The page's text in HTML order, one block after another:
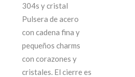
304s y cristal
Pulsera de acero
con cadena fina y
pequeños charms
con corazones y
cristales. El cierre es